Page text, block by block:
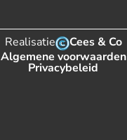
Realisatie
Cees & Co
Algemene voorwaarden
Privacybeleid